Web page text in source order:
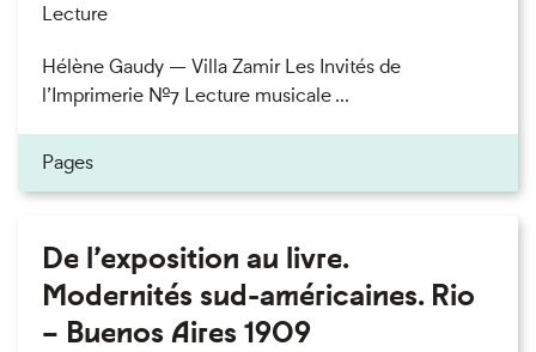
Lecture
Hélène Gaudy — Villa Zamir Les Invités de
l’Imprimerie n°7 Lecture musicale ...
Pages
De l’exposition au livre.
Modernités sud-américaines. Rio
– Buenos Aires 1909